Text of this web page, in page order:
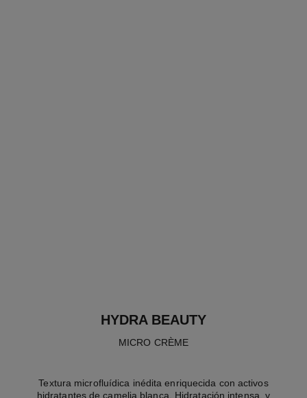
HYDRA BEAUTY
MICRO CRÈME
Textura microfluídica inédita enriquecida con activos
hidratantes de camelia blanca. Hidratación intensa, y